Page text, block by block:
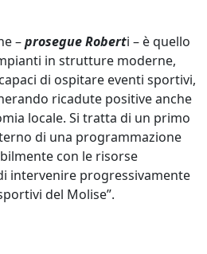
–prosegue Roberti – è quello
in strutture moderne,
di ospitare eventi sportivi,
ricadute positive anche
locale. Si tratta di un primo
di una programmazione
con le risorse
intervenire progressivamente
del Molise”.